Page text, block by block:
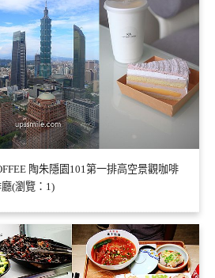
陶朱隱園101第一排高空景觀咖啡
(瀏覽：1)